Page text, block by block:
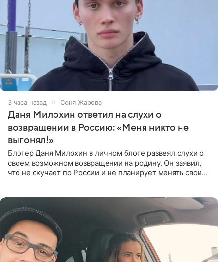
3 часа назад Соня Жарова
Даня Милохин ответил на слухи о
возвращении в Россию: «Меня никто не
выгонял!»
Блогер Даня Милохин в личном блоге развеял слухи о
своем возможном возвращении на родину. Он заявил,
что не скучает по России и не планирует менять свои